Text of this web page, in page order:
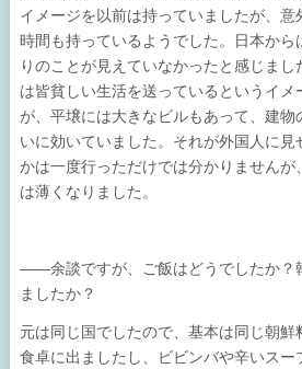
イメージを以前は持っていましたが、意
時間も持っているようでした。日本から
りのことが見えていなかったと感じまし
は皆貧しい生活を送っているというイメ
が、平壌には大きなビルもあって、建物
いに効いていました。それが外国人に見
かは一度行っただけでは分かりませんが
は薄くなりました。
――余談ですが、ご飯はどうでしたか？
ましたか？
元は同じ国でしたので、基本は同じ朝鮮
食卓に出ましたし、ビビンバや辛いスー